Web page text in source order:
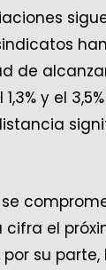
de
y el
el
su parte,